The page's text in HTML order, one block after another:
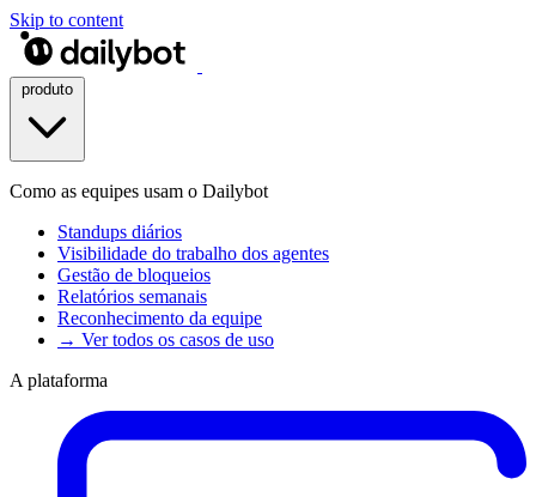
Skip to content
Como as equipes usam o Dailybot
Standups diários
Visibilidade do trabalho dos agentes
Gestão de bloqueios
Relatórios semanais
Reconhecimento da equipe
→ Ver todos os casos de uso
A plataforma